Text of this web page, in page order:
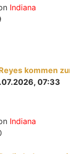
Indiana
kommen
07:33
Indiana